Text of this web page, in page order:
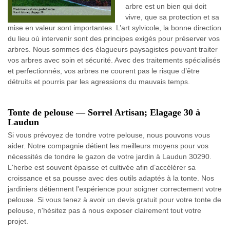
arbre est un bien qui doit
vivre, que sa protection et sa
mise en valeur sont importantes. L’art sylvicole, la bonne direction
du lieu où intervenir sont des principes exigés pour préserver vos
arbres. Nous sommes des élagueurs paysagistes pouvant traiter
vos arbres avec soin et sécurité. Avec des traitements spécialisés
et perfectionnés, vos arbres ne courent pas le risque d’être
détruits et pourris par les agressions du mauvais temps.
Tonte de pelouse — Sorrel Artisan; Elagage 30 à
Laudun
Si vous prévoyez de tondre votre pelouse, nous pouvons vous
aider. Notre compagnie détient les meilleurs moyens pour vos
nécessités de tondre le gazon de votre jardin à Laudun 30290.
L'herbe est souvent épaisse et cultivée afin d’accélérer sa
croissance et sa pousse avec des outils adaptés à la tonte. Nos
jardiniers détiennent l'expérience pour soigner correctement votre
pelouse. Si vous tenez à avoir un devis gratuit pour votre tonte de
pelouse, n'hésitez pas à nous exposer clairement tout votre
projet.